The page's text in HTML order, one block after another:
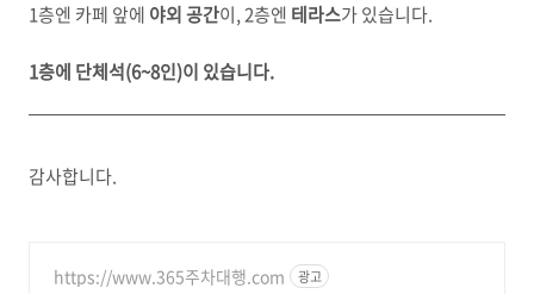
1층엔 카페 앞에 야외 공간이, 2층엔 테라스가 있습니다.
1층에 단체석(6~8인)이 있습니다.
감사합니다.
https://www.365주차대행.com 광고